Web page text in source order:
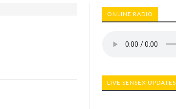
ONLINE RADIO
LIVE SENSEX UPDATES